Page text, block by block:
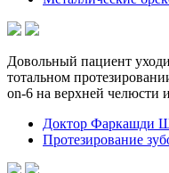
Довольный пациент
тотальном
on-6 на верхней
Доктор Фаркашди
Протезирование